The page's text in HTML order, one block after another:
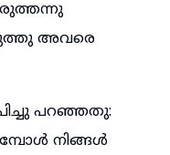
അവരെ
പറഞ്ഞതു:
നിങ്ങൾ